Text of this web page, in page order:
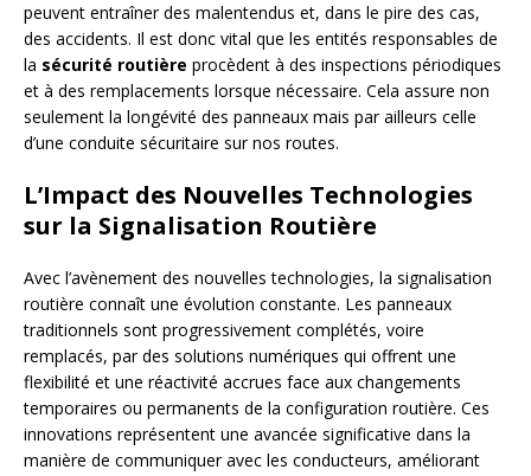
peuvent entraîner des malentendus et, dans le pire des cas,
des accidents. Il est donc vital que les entités responsables de
la sécurité routière procèdent à des inspections périodiques
et à des remplacements lorsque nécessaire. Cela assure non
seulement la longévité des panneaux mais par ailleurs celle
d’une conduite sécuritaire sur nos routes.
L’Impact des Nouvelles Technologies
sur la Signalisation Routière
Avec l’avènement des nouvelles technologies, la signalisation
routière connaît une évolution constante. Les panneaux
traditionnels sont progressivement complétés, voire
remplacés, par des solutions numériques qui offrent une
flexibilité et une réactivité accrues face aux changements
temporaires ou permanents de la configuration routière. Ces
innovations représentent une avancée significative dans la
manière de communiquer avec les conducteurs, améliorant